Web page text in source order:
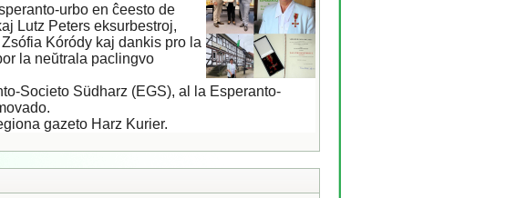
urbo en ĉeesto de
Lutz Peters eksurbestroj,
Kóródy kaj dankis pro la
la neŭtrala paclingvo
Societo Südharz (EGS), al la Esperanto-
gazeto Harz Kurier.